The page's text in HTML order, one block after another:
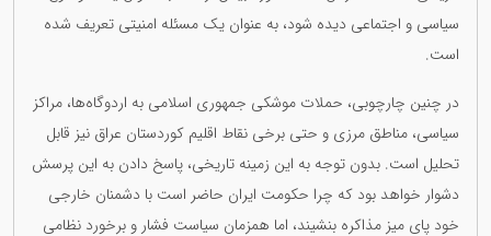
سیاسی و اجتماعی دیده شود، به عنوان یک مسئله امنیتی تعریف شده
است.
در چنین چارچوبی، حملات موشکی جمهوری اسلامی به اردوگاه‌ها، مراکز
سیاسی، مناطق مرزی و حتی برخی نقاط اقلیم کوردستان عراق نیز قابل
تحلیل است. بدون توجه به این زمینه تاریخی، پاسخ دادن به این پرسش
دشوار خواهد بود که چرا حکومت ایران حاضر است با دشمنان خارجی
خود پای میز مذاکره بنشیند، اما همزمان سیاست فشار و برخورد نظامی